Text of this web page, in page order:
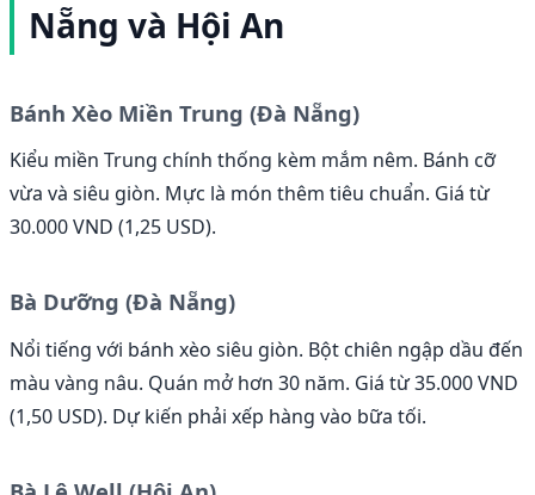
Nẵng và Hội An
Bánh Xèo Miền Trung (Đà Nẵng)
Kiểu miền Trung chính thống kèm mắm nêm. Bánh cỡ
vừa và siêu giòn. Mực là món thêm tiêu chuẩn. Giá từ
30.000 VND (1,25 USD).
Bà Dưỡng (Đà Nẵng)
Nổi tiếng với bánh xèo siêu giòn. Bột chiên ngập dầu đến
màu vàng nâu. Quán mở hơn 30 năm. Giá từ 35.000 VND
(1,50 USD). Dự kiến phải xếp hàng vào bữa tối.